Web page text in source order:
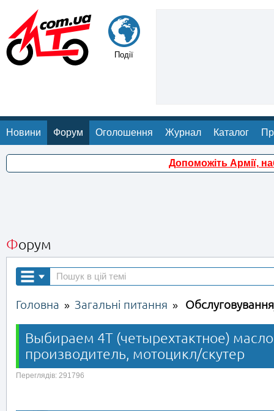
Події
Новини Форум Оголошення Журнал Каталог
Допоможіть Армії,
Форум
Головна » Загальні питання »
Выбираем 4Т (четырехтактное)
производитель, мотоцикл/скутер
Переглядів: 291796